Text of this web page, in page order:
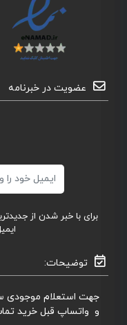
عضویت در خبرنامه
برای با خبر شدن از
توضیحات:
جهت استعلام موجودی
و واتساپ قبل خرید